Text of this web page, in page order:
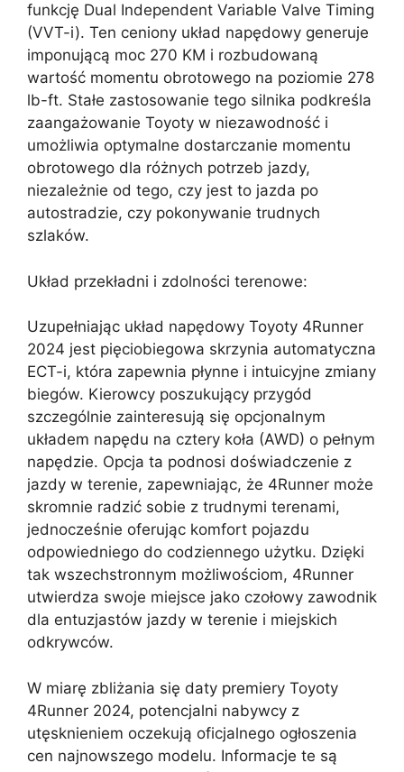
funkcję Dual Independent Variable Valve Timing
(VVT-i). Ten ceniony układ napędowy generuje
imponującą moc 270 KM i rozbudowaną
wartość momentu obrotowego na poziomie 278
lb-ft. Stałe zastosowanie tego silnika podkreśla
zaangażowanie Toyoty w niezawodność i
umożliwia optymalne dostarczanie momentu
obrotowego dla różnych potrzeb jazdy,
niezależnie od tego, czy jest to jazda po
autostradzie, czy pokonywanie trudnych
szlaków.
Układ przekładni i zdolności terenowe:
Uzupełniając układ napędowy Toyoty 4Runner
2024 jest pięciobiegowa skrzynia automatyczna
ECT-i, która zapewnia płynne i intuicyjne zmiany
biegów. Kierowcy poszukujący przygód
szczególnie zainteresują się opcjonalnym
układem napędu na cztery koła (AWD) o pełnym
napędzie. Opcja ta podnosi doświadczenie z
jazdy w terenie, zapewniając, że 4Runner może
skromnie radzić sobie z trudnymi terenami,
jednocześnie oferując komfort pojazdu
odpowiedniego do codziennego użytku. Dzięki
tak wszechstronnym możliwościom, 4Runner
utwierdza swoje miejsce jako czołowy zawodnik
dla entuzjastów jazdy w terenie i miejskich
odkrywców.
W miarę zbliżania się daty premiery Toyoty
4Runner 2024, potencjalni nabywcy z
utęsknieniem oczekują oficjalnego ogłoszenia
cen najnowszego modelu. Informacje te są